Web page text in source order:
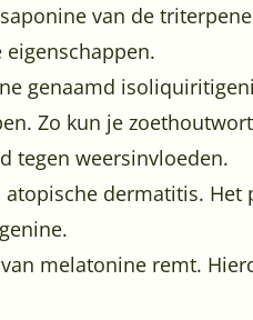
van de
genaamd
Zo kun je
tegen weersinvloeden.
dermatitis.
melatonine remt.